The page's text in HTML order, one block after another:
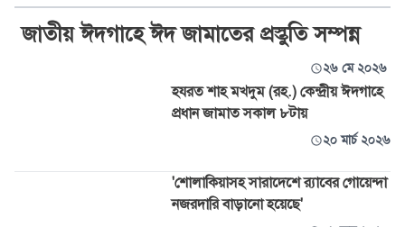
জাতীয় ঈদগাহে ঈদ জামাতের প্রস্তুতি সম্পন্ন
২৬ মে ২০২৬
হযরত শাহ মখদুম (রহ.) কেন্দ্রীয় ঈদগাহে
প্রধান জামাত সকাল ৮টায়
২০ মার্চ ২০২৬
'শোলাকিয়াসহ সারাদেশে র‍্যাবের গোয়েন্দা
নজরদারি বাড়ানো হয়েছে'